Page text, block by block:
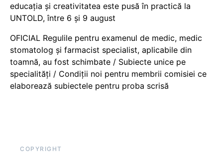
educația și creativitatea este pusă în practică la
UNTOLD, între 6 și 9 august
OFICIAL Regulile pentru examenul de medic, medic
stomatolog și farmacist specialist, aplicabile din
toamnă, au fost schimbate / Subiecte unice pe
specialități / Condiții noi pentru membrii comisiei ce
elaborează subiectele pentru proba scrisă
COPYRIGHT